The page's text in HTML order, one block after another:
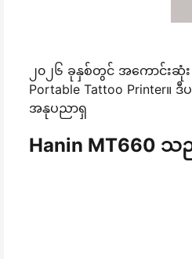
၂၀၂၆ ခုနှစ်တွင် အကောင်းဆုံ
Portable Tattoo
အနုပညာရှ
Hanin MT660